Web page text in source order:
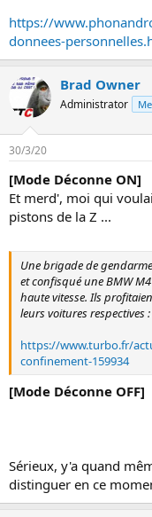
https://
donnees-
Brad Owner
Administrator
30/3/20
[Mode Déconne ON]
Et merd', moi qui
pistons de la Z ...
Une brigade de
et confisqué une BMW
haute vitesse. Ils
leurs voitures respectives
https://www.turbo.fr/
confinement-159934
[Mode Déconne OFF]
Sérieux, y'a quand
distinguer en ce